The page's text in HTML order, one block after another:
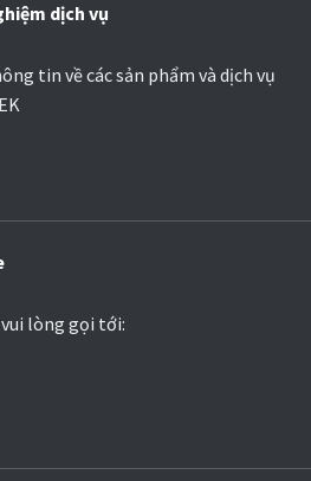
dịch vụ
tin về các sản phẩm và dịch vụ
lòng gọi tới: